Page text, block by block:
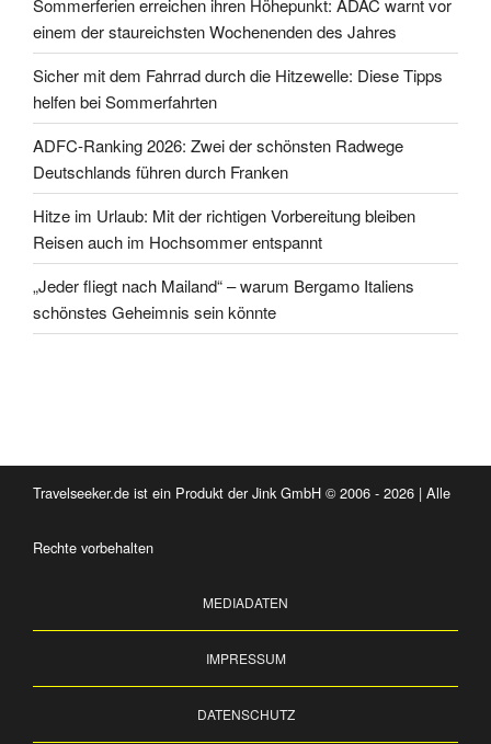
Sommerferien erreichen ihren Höhepunkt: ADAC warnt vor
einem der staureichsten Wochenenden des Jahres
Sicher mit dem Fahrrad durch die Hitzewelle: Diese Tipps
helfen bei Sommerfahrten
ADFC-Ranking 2026: Zwei der schönsten Radwege
Deutschlands führen durch Franken
Hitze im Urlaub: Mit der richtigen Vorbereitung bleiben
Reisen auch im Hochsommer entspannt
„Jeder fliegt nach Mailand“ – warum Bergamo Italiens
schönstes Geheimnis sein könnte
Travelseeker.de ist ein Produkt der Jink GmbH © 2006 - 2026 | Alle
Rechte vorbehalten
MEDIADATEN
IMPRESSUM
DATENSCHUTZ